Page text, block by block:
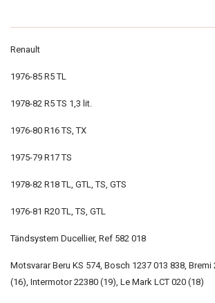
Renault
1976-85 R5 TL
1978-82 R5 TS 1,3 lit.
1976-80 R16 TS, TX
1975-79 R17 TS
1978-82 R18 TL, GTL, TS, GTS
1976-81 R20 TL, TS, GTL
Tändsystem Ducellier, Ref 582 018
Motsvarar Beru KS 574, Bosch 1237 013 838, Bremi
(16), Intermotor 22380 (19), Le Mark LCT 020 (18)